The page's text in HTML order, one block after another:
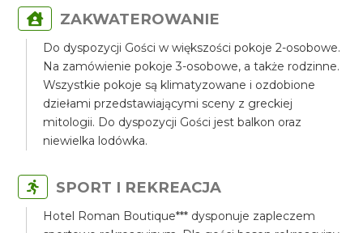
ZAKWATEROWANIE
Do dyspozycji Gości w większości pokoje 2-osobowe.
Na zamówienie pokoje 3-osobowe, a także rodzinne.
Wszystkie pokoje są klimatyzowane i ozdobione
dziełami przedstawiającymi sceny z greckiej
mitologii. Do dyspozycji Gości jest balkon oraz
niewielka lodówka.
SPORT I REKREACJA
Hotel Roman Boutique*** dysponuje zapleczem